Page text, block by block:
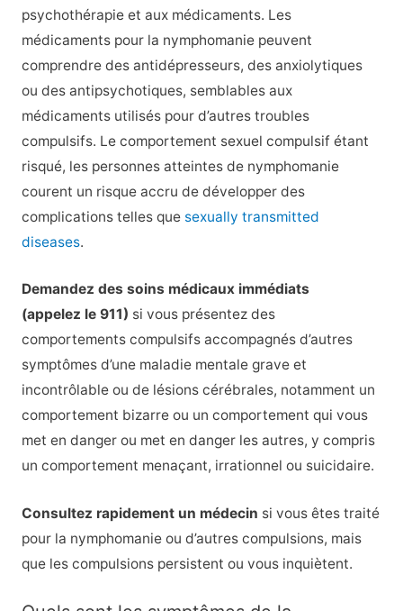
psychothérapie et aux médicaments. Les
médicaments pour la nymphomanie peuvent
comprendre des antidépresseurs, des anxiolytiques
ou des antipsychotiques, semblables aux
médicaments utilisés pour d’autres troubles
compulsifs. Le comportement sexuel compulsif étant
risqué, les personnes atteintes de nymphomanie
courent un risque accru de développer des
complications telles que sexually transmitted
diseases.
Demandez des soins médicaux immédiats
(appelez le 911) si vous présentez des
comportements compulsifs accompagnés d’autres
symptômes d’une maladie mentale grave et
incontrôlable ou de lésions cérébrales, notamment un
comportement bizarre ou un comportement qui vous
met en danger ou met en danger les autres, y compris
un comportement menaçant, irrationnel ou suicidaire.
Consultez rapidement un médecin si vous êtes traité
pour la nymphomanie ou d’autres compulsions, mais
que les compulsions persistent ou vous inquiètent.